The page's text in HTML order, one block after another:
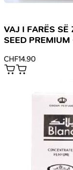
VAJ I FARËS
SEED
CHF14.90